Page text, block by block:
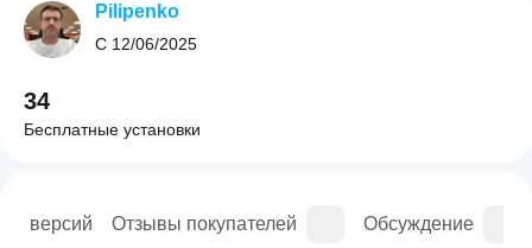
версий Отзывы покупателей Обсуждение
Pilipenko
С 12/06/2025
34
Бесплатные установки